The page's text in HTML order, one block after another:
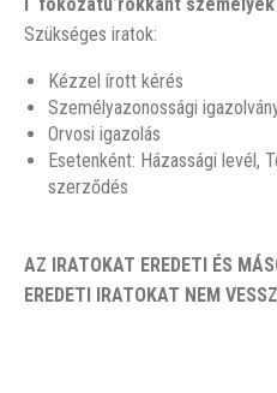
Szükséges iratok:
Kézzel írott kérés
Személyazonossági
Orvosi igazolás
Esetenként: Házassági levél,
szerződés
AZ IRATOKAT EREDETI ÉS
EREDETI IRATOKAT NEM